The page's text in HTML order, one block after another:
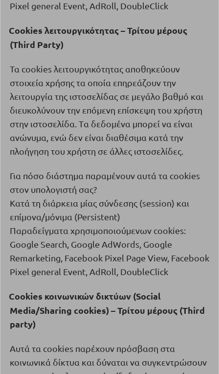
Pixel general Event, AdRoll, DoubleClick
Cookies λειτουργικότητας – Τρίτου μέρους
(Third Party)
Τα cookiesλειτουργικότητας αποθηκεύουν
στοιχεία χρήσης τα οποία επηρεάζουν την
λειτουργία της ιστοσελίδας σε μεγάλο βαθμό και
διευκολύνουν την επόμενη επίσκεψη του χρήστη
στην ιστοσελίδα. Tα δεδομένα μπορεί να είναι
ανώνυμα, ενώ δεν είναι διαθέσιμα κατά την
πλοήγηση του χρήστη σε άλλες ιστοσελίδες.
Για πόσο διάστημα παραμένουν αυτά τα cookies
στον υπολογιστή σας?
Κατά τη διάρκεια μίας σύνδεσης (session) και
επίμονα/μόνιμα (Persistent)
Παραδείγματα χρησιμοποιούμενων cookies:
Google Search, Google AdWords, Google
Remarketing, Facebook Pixel Page View, Facebook
Pixel general Event, AdRoll, DoubleClick
Cookies κοινωνικών δικτύων (Social
Media/Sharing cookies) –Τρίτου μέρους (Third
party)
Αυτά τα cookies παρέχουν πρόσβαση στα
κοινωνικά δίκτυα και δύναται να συγκεντρώσουν